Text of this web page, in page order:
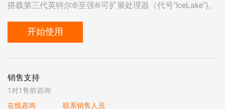
搭载第三代英特尔®至强®可扩展处理器（代号"IceLake")。
开始使用
销售支持
1对1售前咨询
在线咨询
联系销售人员